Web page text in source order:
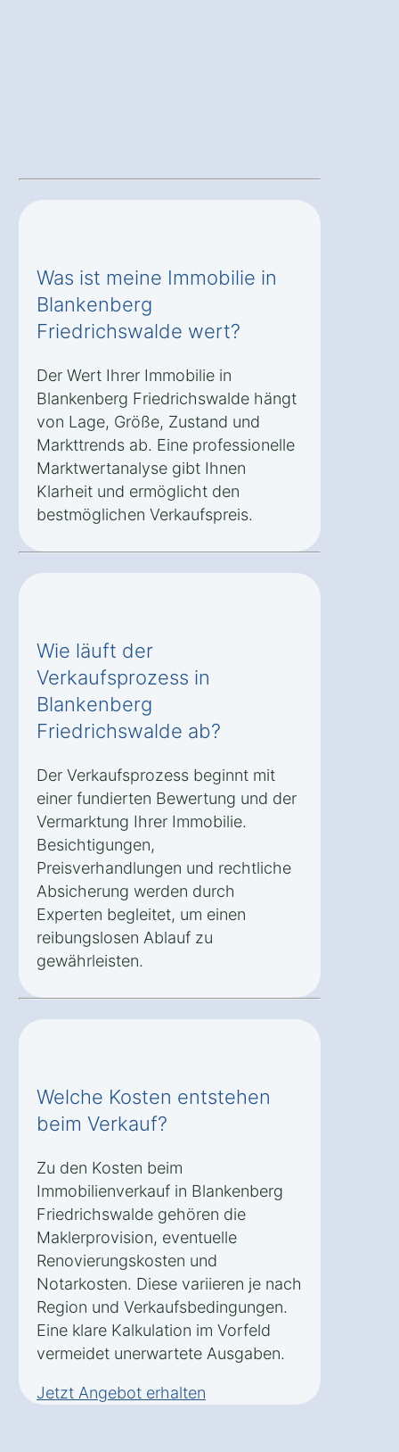
Was ist meine Immobilie in
Blankenberg
Friedrichswalde wert?
Der Wert Ihrer Immobilie in
Blankenberg Friedrichswalde hängt
von Lage, Größe, Zustand und
Markttrends ab. Eine professionelle
Marktwertanalyse gibt Ihnen
Klarheit und ermöglicht den
bestmöglichen Verkaufspreis.
Wie läuft der
Verkaufsprozess in
Blankenberg
Friedrichswalde ab?
Der Verkaufsprozess beginnt mit
einer fundierten Bewertung und der
Vermarktung Ihrer Immobilie.
Besichtigungen,
Preisverhandlungen und rechtliche
Absicherung werden durch
Experten begleitet, um einen
reibungslosen Ablauf zu
gewährleisten.
Welche Kosten entstehen
beim Verkauf?
Zu den Kosten beim
Immobilienverkauf in Blankenberg
Friedrichswalde gehören die
Maklerprovision, eventuelle
Renovierungskosten und
Notarkosten. Diese variieren je nach
Region und Verkaufsbedingungen.
Eine klare Kalkulation im Vorfeld
vermeidet unerwartete Ausgaben.
Jetzt Angebot erhalten